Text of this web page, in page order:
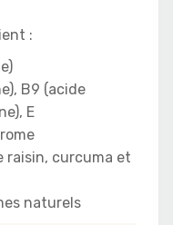
:
B9 (acide
E
raisin, curcuma et
naturels